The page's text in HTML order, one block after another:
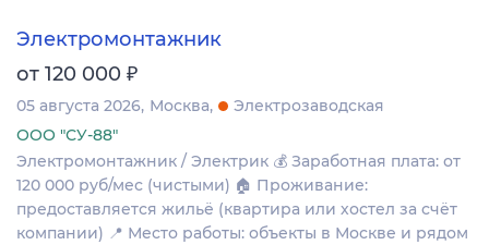
Электромонтажник
от 120 000 ₽
05 августа 2026 Москва
Электрозаводская
ООО "СУ-88"
Электромонтажник / Электрик 💰 Заработная плата: от
120 000 руб/мес (чистыми) 🏠 Проживание:
предоставляется жильё (квартира или хостел за счёт
компании) 📍 Место работы: объекты в Москве и рядом